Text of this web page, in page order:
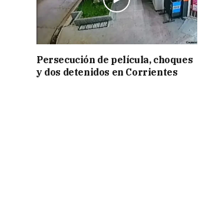
Persecución de película, choques
y dos detenidos en Corrientes